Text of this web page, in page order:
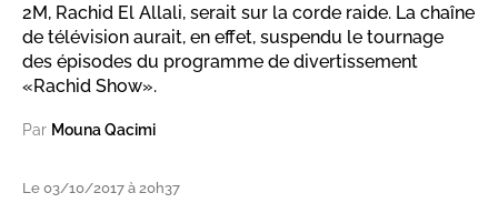
2M, Rachid El Allali, serait sur la corde raide. La chaîne
de télévision aurait, en effet, suspendu le tournage
des épisodes du programme de divertissement
«Rachid Show».
Par Mouna Qacimi
Le 03/10/2017 à 20h37